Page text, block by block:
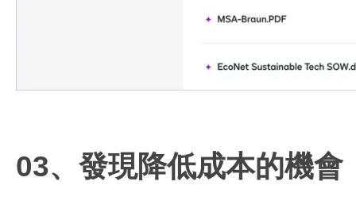
03、發現降低成本的機會